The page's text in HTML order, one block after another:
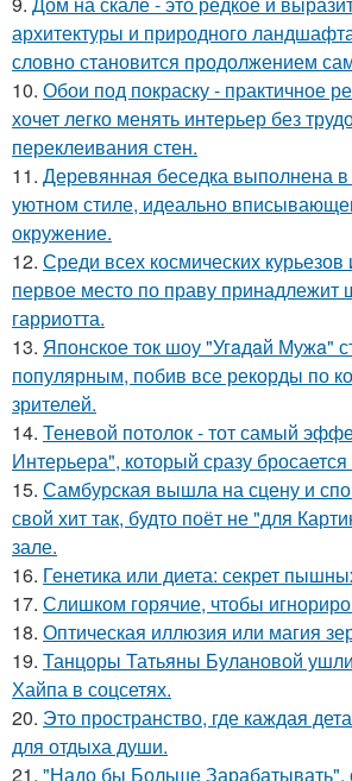
архитектуры и природного
словно становится продолжением
10. Обои под покраску - практичное
хочет легко менять интерьер без
переклеивания стен.
11. Деревянная беседка выполнена
уютном стиле, идеально
окружение.
12. Среди всех космических
первое место по праву принадлежит
гарриотта.
13. Японское ток шоу "Угaдaй Мужa"
популярным, побив все рекорды по
зрителей.
14. Теневой потолок - тот самый
Интерьера", который сразу бросается
15. Самбурская вышла на сцену и
свой хит так, будто поёт не "для
зале.
16. Генетика или диета: секрет
17. Слишком горячие, чтобы
18. Оптическая иллюзия или магия
19. Танцоры Татьяны Булановой
Хайпа в соцсетях.
20. Это пространство, где каждая
для отдыха души.
21. "Надо бы Больше Зарабатывать",